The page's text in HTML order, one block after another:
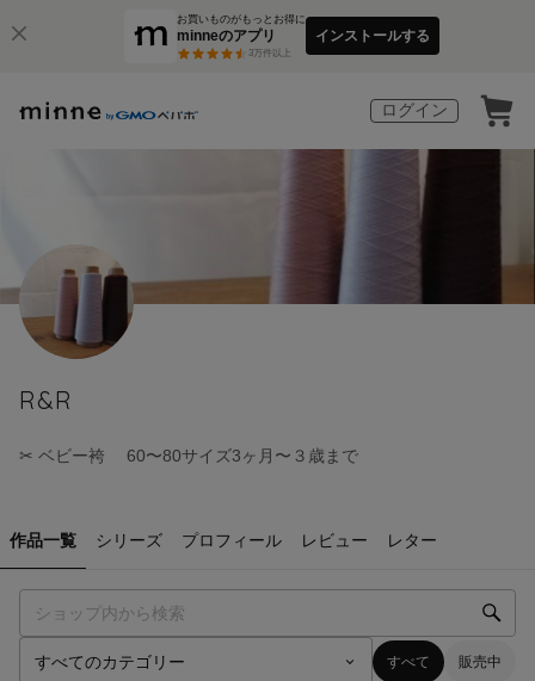
お買いものがもっとお得に
minneのアプリ
3万件以上
インストールする
ログイン
R&R
✂ ベビー袴 60〜80サイズ3ヶ月〜３歳まで
作品一覧 シリーズ プロフィール レビュー レター
すべて 販売中